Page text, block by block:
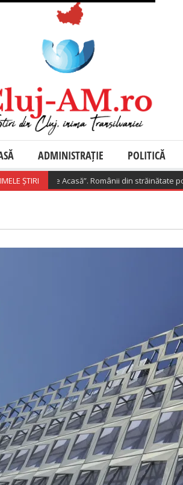
ADMINISTRAȚIE POLITICĂ
ȘTIRIAcasă”. Românii din străinătate pot